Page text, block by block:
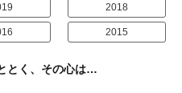
2018
2015
とく、その心は…